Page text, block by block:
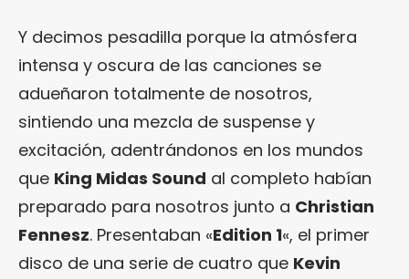
Y decimos pesadilla porque la atmósfera
intensa y oscura de las canciones se
adueñaron totalmente de nosotros,
sintiendo una mezcla de suspense y
excitación, adentrándonos en los mundos
que King Midas Sound al completo habían
preparado para nosotros junto a Christian
Fennesz. Presentaban «Edition 1«, el primer
disco de una serie de cuatro que Kevin